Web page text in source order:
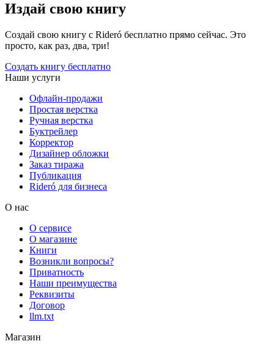
Издай свою книгу
Создай свою книгу с Rideró бесплатно прямо сейчас. Это
просто, как раз, два, три!
Создать книгу бесплатно
Наши услуги
Офлайн-продажи
Простая верстка
Ручная верстка
Буктрейлер
Корректор
Дизайнер обложки
Заказ тиража
Публикация
Rideró для бизнеса
О нас
О сервисе
О магазине
Книги
Возникли вопросы?
Приватность
Наши преимущества
Реквизиты
Договор
llm.txt
Магазин